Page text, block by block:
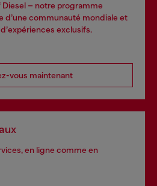
Diesel – notre programme
d’une communauté mondiale et
exclusifs.
vous maintenant
en ligne comme en